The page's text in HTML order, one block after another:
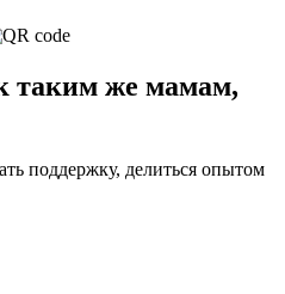
таким же мамам,
поддержку, делиться опытом